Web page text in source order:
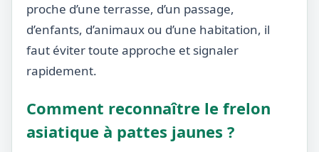
proche d’une terrasse, d’un passage,
d’enfants, d’animaux ou d’une habitation, il
faut éviter toute approche et signaler
rapidement.
Comment reconnaître le frelon
asiatique à pattes jaunes ?